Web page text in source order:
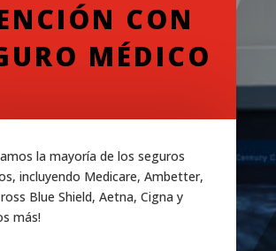
CON
MÉDICO
la mayoría de los seguros
incluyendo Medicare, Ambetter,
Blue Shield, Aetna, Cigna y
más!